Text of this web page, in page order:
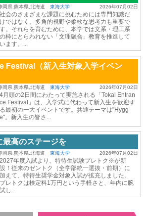
2026年07月02日
岡県,熊本県,北海道 東海大学
社会のさまざまな課題に挑むためには専門知識だ
けではなく、多角的視野や柔軟な思考力も重要で
す。それらを育むために、本学では文系・理工系
の枠にとらわれない「文理融合」教育を推進して
います。...
Festival（新入生対象入学イベン
2026年07月02日
岡県,熊本県,北海道 東海大学
4月頭の2日間にわたって実施される「Tokai Entran
ce Festival」は、入学式に代わって新入生を歓迎す
る最初の一大イベントです。共通テーマは"Hygg
e"。新入生の皆さ...
最高のステージを
2026年07月02日
岡県,熊本県,北海道 東海大学
2027年度入試より、特待生試験プレトク※が新
設！従来のゼントク（全学部統一選抜・前期）に
加えて、特待生奨学金対象入試が拡充しました。
プレトクは検定料1万円という手軽さと、年内に腕
試し...